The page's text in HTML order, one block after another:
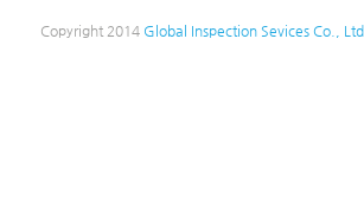
Copyright 2014 Global Inspection Sevices Co., Ltd.